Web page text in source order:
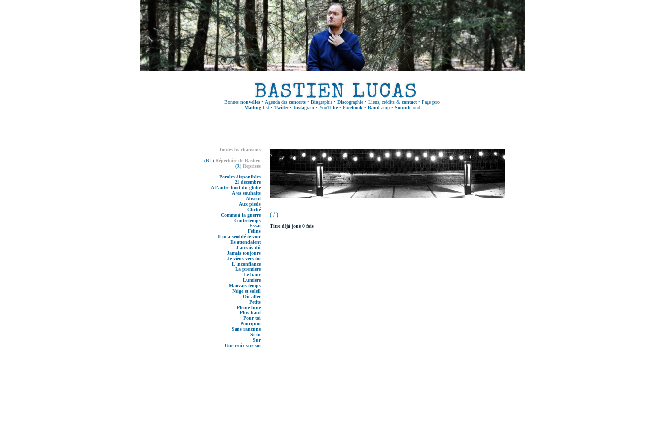
Bonnes nouvelles • Agenda des concerts • Biographie • Discographie • Liens, crédits & contact • Page pro
Mailing-list• Twitter• Instagram • YouTube• Facebook • Bandcamp• Soundcloud
Toutes les chansons
(BL) Répertoire de Bastien
(R) Reprises
Paroles disponibles
21 décembre
A l'autre bout du globe
A tes souhaits
Absent
Aux pieds
Cliché
Comme à la guerre
Contretemps
Essai
Félins
Il m'a semblé te voir
Ils attendaient
J'aurais dû
Jamais toujours
Je viens vers toi
L'inconfiance
La première
Le banc
Lumière
Mauvais temps
Neige et soleil
Où aller
Petits
Pleine lune
Plus haut
Pour toi
Pourquoi
Sans rancune
Si tu
Sur
Une croix sur soi
( / )
Titre déjà joué 0 fois